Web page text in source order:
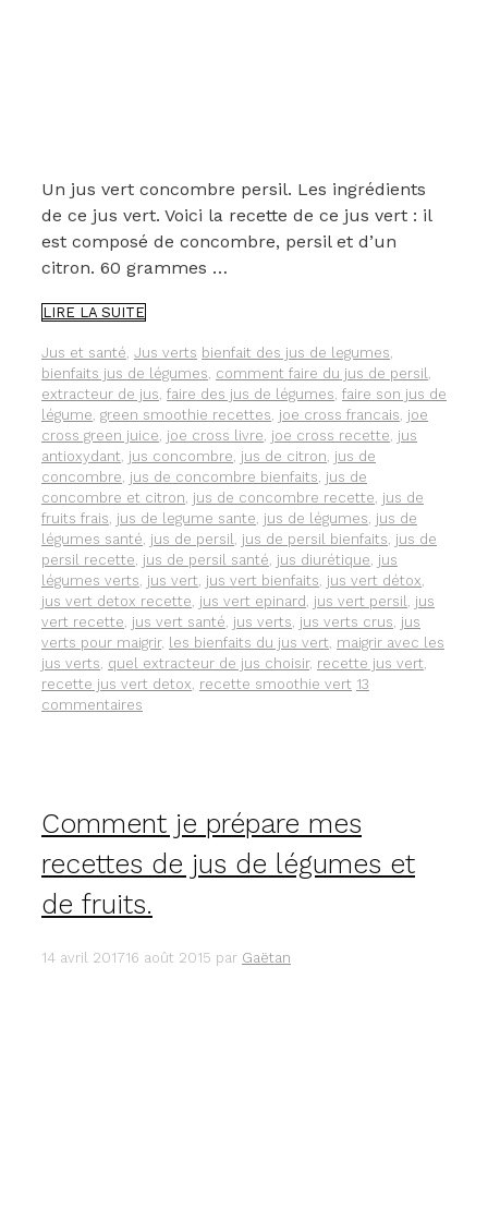
Un jus vert concombre persil. Les ingrédients
de ce jus vert. Voici la recette de ce jus vert : il
est composé de concombre, persil et d’un
citron. 60 grammes …
LIRE LA SUITEUN
VERT
CONCOMBRE-
PERSIL
Catégories
Jus et santé, Jus verts Étiquettes
bienfait des jus de legumes,
bienfaits jus de légumes, comment faire du jus de persil,
extracteur de jus, faire des jus de légumes, faire son jus de
légume, green smoothie recettes, joe cross francais, joe
cross green juice, joe cross livre, joe cross recette, jus
antioxydant, jus concombre, jus de citron, jus de
concombre, jus de concombre bienfaits, jus de
concombre et citron, jus de concombre recette, jus de
fruits frais, jus de legume sante, jus de légumes, jus de
légumes santé, jus de persil, jus de persil bienfaits, jus de
persil recette, jus de persil santé, jus diurétique, jus
légumes verts, jus vert, jus vert bienfaits, jus vert détox,
jus vert detox recette, jus vert epinard , jus vert persil, jus
vert recette, jus vert santé, jus verts, jus verts crus, jus
verts pour maigrir, les bienfaits du jus vert, maigrir avec les
jus verts, quel extracteur de jus choisir, recette jus vert,
recette jus vert detox, recette smoothie vert 13
commentaires
Comment je prépare mes
recettes de jus de légumes et
de fruits.
14 avril 201716 août 2015 par Gaëtan